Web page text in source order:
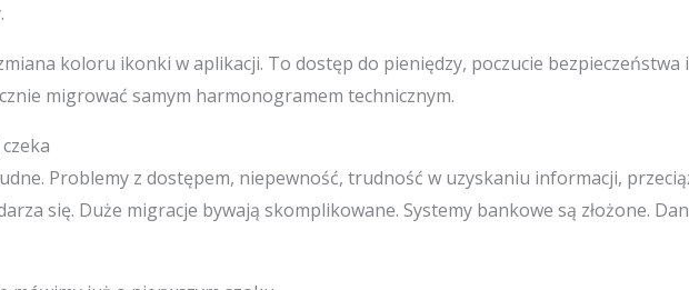
koloru ikonki w aplikacji. To dostęp do pieniędzy, poczucie bezpieczeństwa
migrować samym harmonogramem technicznym.
Problemy z dostępem, niepewność, trudność w uzyskaniu informacji,
się. Duże migracje bywają skomplikowane. Systemy bankowe są złożone.